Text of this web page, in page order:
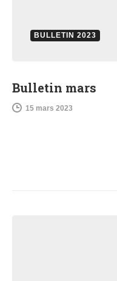
BULLETIN 2023
Bulletin mars
15 mars 2023